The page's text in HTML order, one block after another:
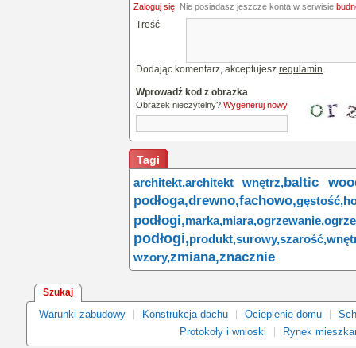
Zaloguj się . Nie posiadasz jeszcze konta w serwisie
Treść
Dodając komentarz, akceptujesz regulamin
Wprowadź kod z obrazka
Obrazek nieczytelny? Wygeneruj nowy
Tagi
architekt,architekt wnętrz,baltic
podłoga,drewno,fachowo,gęstość,
podłogi,marka,miara,ogrzewanie,
podłogi,produkt,surowy,szarość,
wzory,zmiana,znacznie
Szukaj
Warunki zabudowy Konstrukcja dachu Ocieplenie domu
Protokoły i wnioski
Rynek